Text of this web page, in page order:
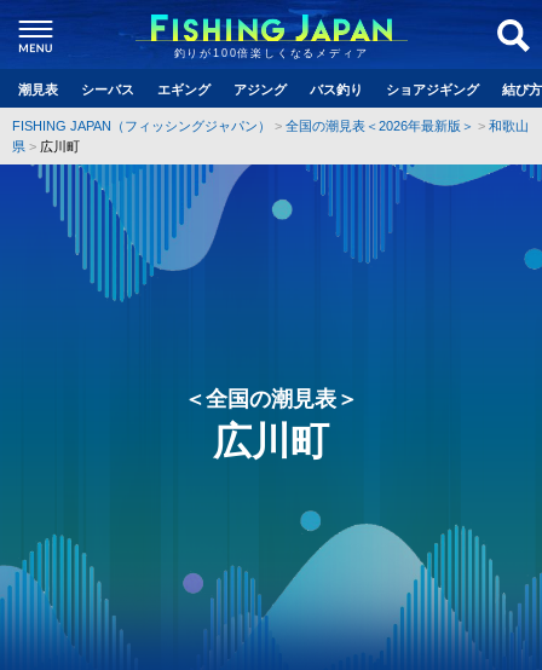
釣りが100倍楽しくなるメディア
潮見表 シーバス エギング アジング バス釣り ショアジギング 結び
FISHING JAPAN（フィッシングジャパン） 全国の潮見表＜2026年最新版＞
和歌山
県
広川町
＜全国の潮見表＞
広川町